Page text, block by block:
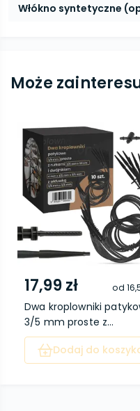
Włókno syntetyczne
Może
17,99 zł od
Dwa kroplowniki
3/5 mm proste z...
Dodaj do